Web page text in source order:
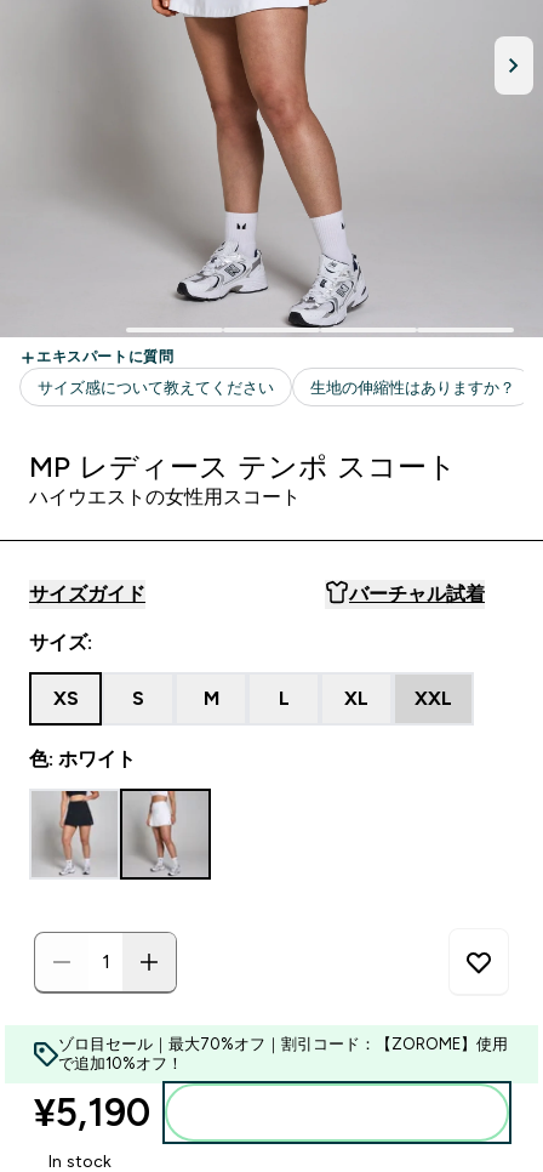
MP レディース テンポ スコート
ハイウエストの女性用スコート
サイズガイド バーチャル試着
サイズ:
XS S M L XL XXL
色: ホワイト
ゾロ目セール｜最大70%オフ｜割引コード：【ZOROME】使用
で追加10%オフ！
¥5,190‎
In stock